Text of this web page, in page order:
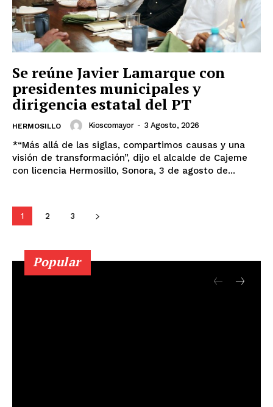
Se reúne Javier Lamarque con
presidentes municipales y
dirigencia estatal del PT
HERMOSILLO Kioscomayor - 3 Agosto, 2026
*“Más allá de las siglas, compartimos causas y una
visión de transformación”, dijo el alcalde de Cajeme
con licencia Hermosillo, Sonora, 3 de agosto de...
1 2 3
Popular